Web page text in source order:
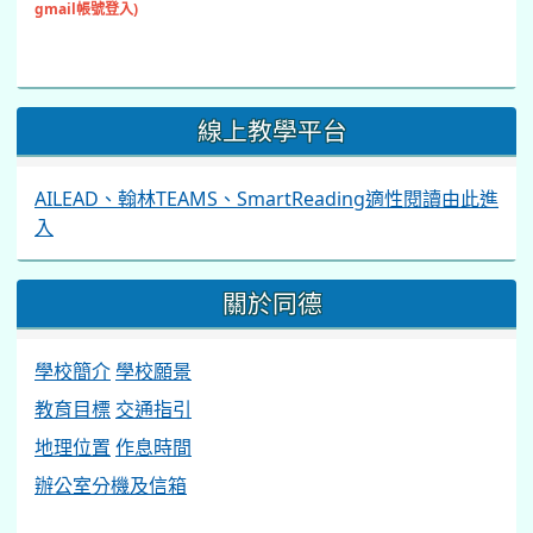
gmail帳號登入)
線上教學平台
AILEAD、翰林TEAMS、SmartReading適性閱讀由此進
入
關於同德
學校簡介學校願景
教育目標 交通指引
地理位置 作息時間
辦公室分機及信箱